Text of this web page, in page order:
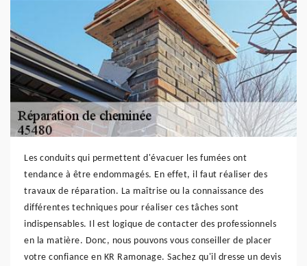
Les conduits qui permettent d'évacuer les fumées ont
tendance à être endommagés. En effet, il faut réaliser des
travaux de réparation. La maîtrise ou la connaissance des
différentes techniques pour réaliser ces tâches sont
indispensables. Il est logique de contacter des professionnels
en la matière. Donc, nous pouvons vous conseiller de placer
votre confiance en KR Ramonage. Sachez qu'il dresse un devis